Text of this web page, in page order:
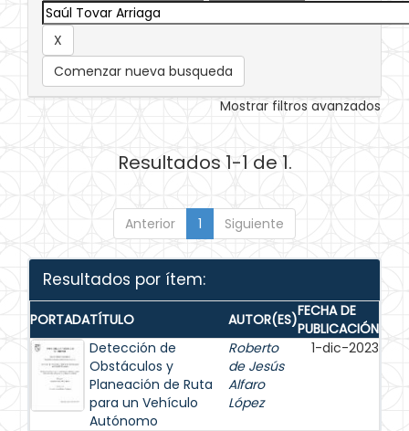
Comenzar nueva busqueda
Mostrar filtros avanzados
Resultados 1-1 de 1.
Anterior 1 Siguiente
Resultados por ítem:
PORTADATÍTULO AUTOR(ES)FECHA DE
PUBLICACIÓN
Detección de
Obstáculos y
Planeación de Ruta
para un Vehículo
Autónomo
Roberto
de Jesús
Alfaro
López
1-dic-2023